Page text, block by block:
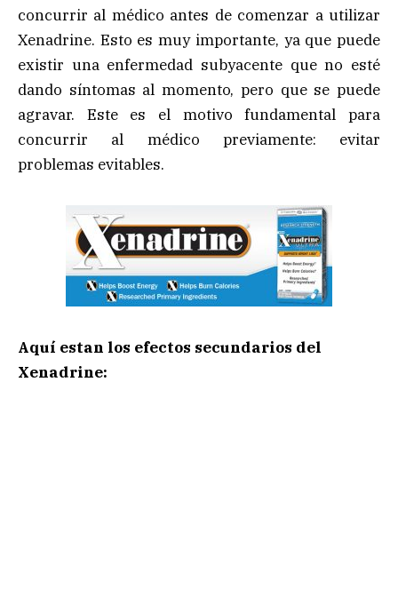
concurrir al médico antes de comenzar a utilizar
Xenadrine. Esto es muy importante, ya que puede
existir una enfermedad subyacente que no esté
dando síntomas al momento, pero que se puede
agravar. Este es el motivo fundamental para
concurrir al médico previamente: evitar
problemas evitables.
Aquí estan los efectos secundarios del
Xenadrine: